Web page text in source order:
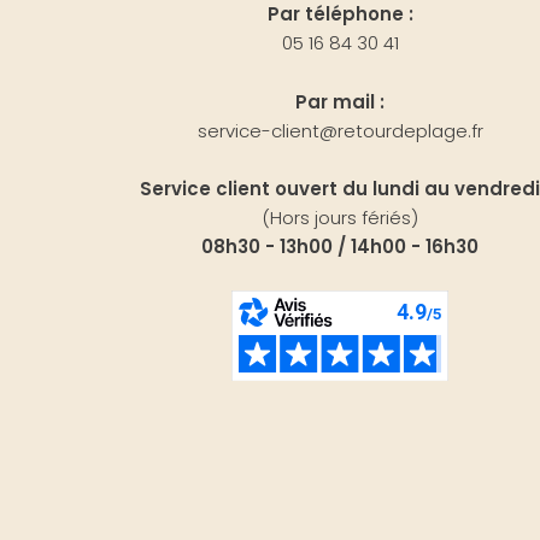
Par téléphone :
05 16 84 30 41
Par mail :
service-client@retourdeplage.fr
Service client ouvert du lundi au vendredi
(Hors jours fériés)
08h30 - 13h00 / 14h00 - 16h30